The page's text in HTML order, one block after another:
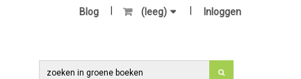
Inloggen
(leeg)
Blog